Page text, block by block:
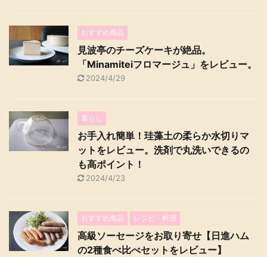
おすすめ商品
見波亭のチーズケーキが絶品。
「Minamiteiフロマージュ」をレビュー。
2024/4/29
暮らし
お手入れ簡単！珪藻土の柔らか水切りマ
ットをレビュー。洗剤で丸洗いできるの
も高ポイント！
2024/4/23
おすすめ商品 レシピ・料理
高級ソーセージをお取り寄せ【日進ハム
の2種食べ比べセットをレビュー】